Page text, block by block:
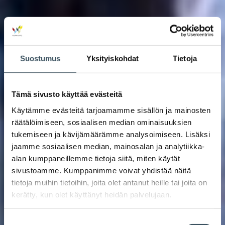
Suostumus Yksityiskohdat Tietoja
Tämä sivusto käyttää evästeitä
Käytämme evästeitä tarjoamamme sisällön ja mainosten
räätälöimiseen, sosiaalisen median ominaisuuksien
tukemiseen ja kävijämäärämme analysoimiseen. Lisäksi
jaamme sosiaalisen median, mainosalan ja analytiikka-
alan kumppaneillemme tietoja siitä, miten käytät
sivustoamme. Kumppanimme voivat yhdistää näitä
tietoja muihin tietoihin, joita olet antanut heille tai joita on
kerätty, kun olet käyttänyt heidän palvelujaan.